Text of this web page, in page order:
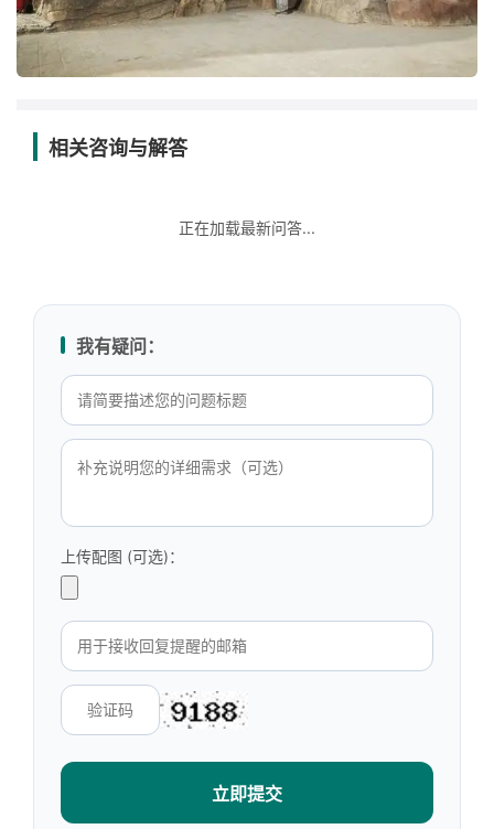
相关咨询与解答
正在加载最新问答...
我有疑问：
上传配图 (可选)：
立即提交